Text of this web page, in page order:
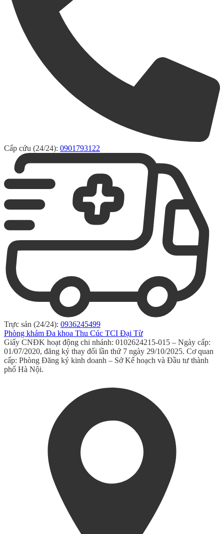
Cấp cứu (24/24): 0901793122
Trực sản (24/24): 0936245499
Phòng khám Đa khoa Thu Cúc TCI Đại Từ
Giấy CNĐK hoạt động chi nhánh: 0102624215-015 – Ngày cấp:
01/07/2020, đăng ký thay đổi lần thứ 7 ngày 29/10/2025. Cơ quan
cấp: Phòng Đăng ký kinh doanh – Sở Kế hoạch và Đầu tư thành
phố Hà Nội.